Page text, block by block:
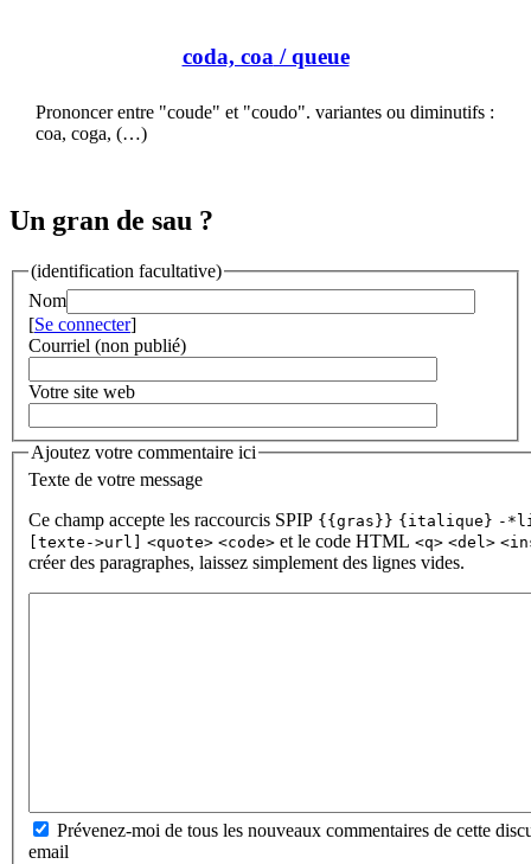
coda, coa / queue
Prononcer entre "coude" et "coudo". variantes ou diminutifs :
coa, coga, (…)
Un gran de sau ?
(identification facultative)
Nom
[Se connecter]
Courriel (non publié)
Votre site web
Ajoutez votre commentaire ici
Texte de votre message
Ce champ accepte les raccourcis SPIP {{gras}} {italique} -
[texte->url]
<quote> <code> et le code HTML <q> <del>
créer des paragraphes, laissez simplement des lignes vides.
Prévenez-moi de tous les nouveaux commentaires de cette
email